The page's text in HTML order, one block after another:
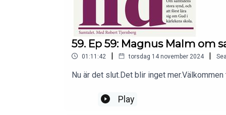
59. Ep 59: Magnus Malm om
01:11:42 | torsdag 14 november 2024 |
Nu är det slut.Det blir inget
Play